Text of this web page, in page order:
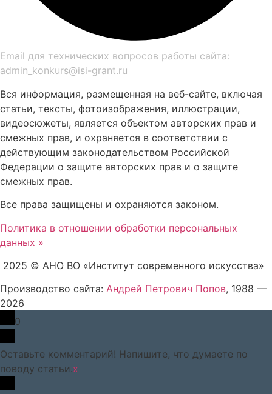
Email для технических вопросов работы сайта:
admin_konkurs@isi-grant.ru
Вся информация, размещенная на веб-сайте, включая
статьи, тексты, фотоизображения, иллюстрации,
видеосюжеты, является объектом авторских прав и
смежных прав, и охраняется в соответствии с
действующим законодательством Российской
Федерации о защите авторских прав и о защите
смежных прав.
Все права защищены и охраняются законом.
Политика в отношении обработки персональных
данных »
2025 © АНО ВО «Институт современного искусства»
Производство сайта: Андрей Петрович Попов, 1988 —
2026
0
Оставьте комментарий! Напишите, что думаете по
поводу статьи.x